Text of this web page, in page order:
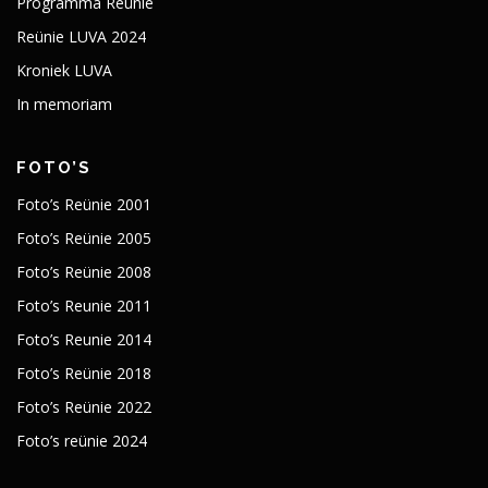
Reünie LUVA 2024
Kroniek LUVA
In memoriam
FOTO’S
Foto’s Reünie 2001
Foto’s Reünie 2005
Foto’s Reünie 2008
Foto’s Reunie 2011
Foto’s Reunie 2014
Foto’s Reünie 2018
Foto’s Reünie 2022
Foto’s reünie 2024